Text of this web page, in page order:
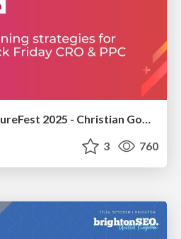
brightonSEO & MeasureFest 2025 - Christian Goodrich - Winning strategies for Black Friday CRO & PPC
3 760